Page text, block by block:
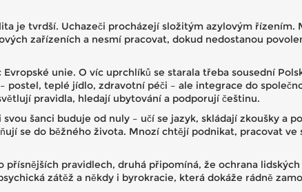
je tvrdší. Uchazeči procházejí složitým azylovým řízením.
zařízeních a nesmí pracovat, dokud nedostanou
unie. O víc uprchlíků se starala třeba sousední
postel, teplé jídlo, zdravotní péči – ale integrace do
pravidla, hledají ubytování a podporují češtinu.
šanci buduje od nuly – učí se jazyk, skládají zkoušky a
se do běžného života. Mnozí chtějí podnikat, pracovat ve
pravidlech, druhá připomíná, že ochrana lidských
zátěž a někdy i byrokracie, která dokáže rádně